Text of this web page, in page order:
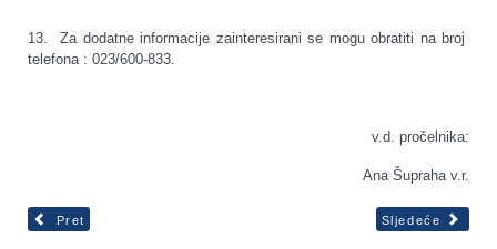
13. Za dodatne informacije zainteresirani se mogu obratiti na broj
telefona : 023/600-833.
v.d. pročelnika:
Ana Šupraha v.r.
Pret Sljedeće